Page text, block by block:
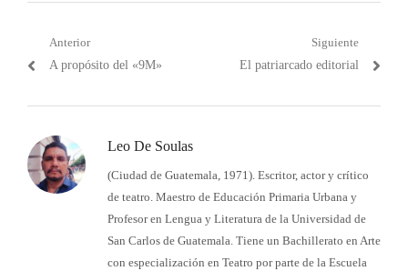
Navegación
entradas
Anterior
Post
A propósito del «9M»
Siguiente
Próximo
El patriarcado editorial
Leo De Soulas
(Ciudad de Guatemala, 1971). Escritor, actor y crítico
de teatro. Maestro de Educación Primaria Urbana y
Profesor en Lengua y Literatura de la Universidad de
San Carlos de Guatemala. Tiene un Bachillerato en Arte
con especialización en Teatro por parte de la Escuela